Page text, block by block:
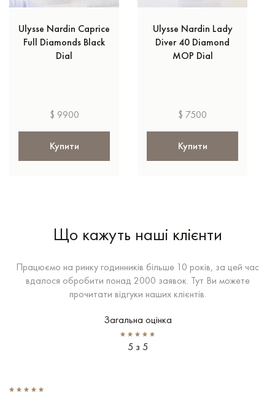
Ulysse Nardin Caprice
Full Diamonds Black
Dial
$ 9900
Купити
Ulysse Nardin Lady
Diver 40 Diamond
MOP Dial
$ 7500
Купити
Що кажуть наші клієнти
Працюємо на ринку годинників більше 10 років, за цей час
вдалося обробити понад 2000 заявок. Тут Ви можете
прочитати відгуки наших клієнтів.
Загальна оцінка
5 з 5